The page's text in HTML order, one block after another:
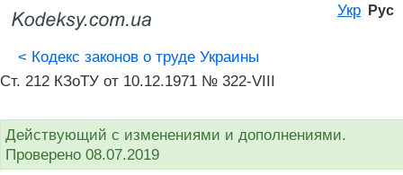
Укр Рус
< Кодекс законов о труде Украины
Ст. 212 КЗоТУ от 10.12.1971 № 322-VIII
Действующий с изменениями и дополнениями.
Проверено 08.07.2019